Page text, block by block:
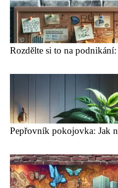
Rozdělte si to na
Pepřovník pokojovka: Jak